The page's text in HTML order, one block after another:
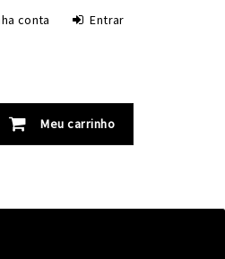
conta Entrar
Meu carrinho